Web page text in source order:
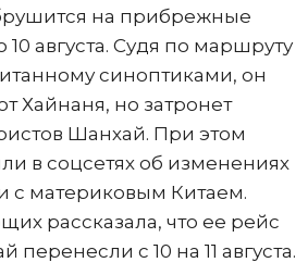
на прибрежные
августа. Судя по маршруту
синоптиками, он
Хайнаня, но затронет
Шанхай. При этом
в соцсетях об изменениях
с материковым Китаем.
рассказала, что ее рейс
перенесли с 10 на 11 августа.